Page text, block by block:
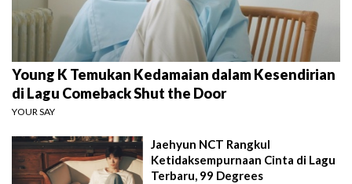
Young K Temukan Kedamaian dalam Kesendirian
di Lagu Comeback Shut the Door
YOUR SAY
Jaehyun NCT Rangkul
Ketidaksempurnaan Cinta di Lagu
Terbaru, 99 Degrees